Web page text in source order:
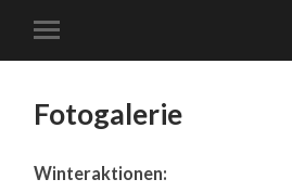
Fotogalerie
Winteraktionen: